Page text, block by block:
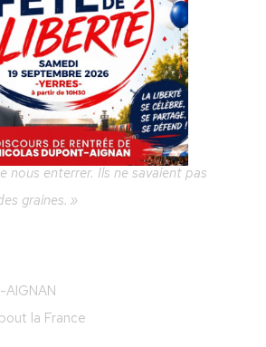
JE DONNE
J’ADHÈRE
J’AIDE
nous enterrer. Ils ne savaient pas
graines. »
AIGNAN
la France